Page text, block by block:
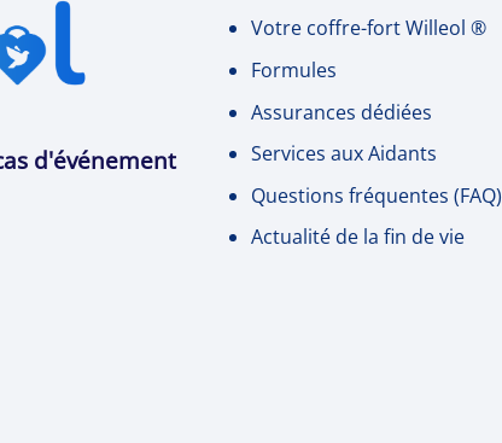
d'événement
Votre coffre-fort Willeol ®
Formules
Assurances dédiées
Services aux Aidants
Questions fréquentes (FAQ)
Actualité de la fin de vie